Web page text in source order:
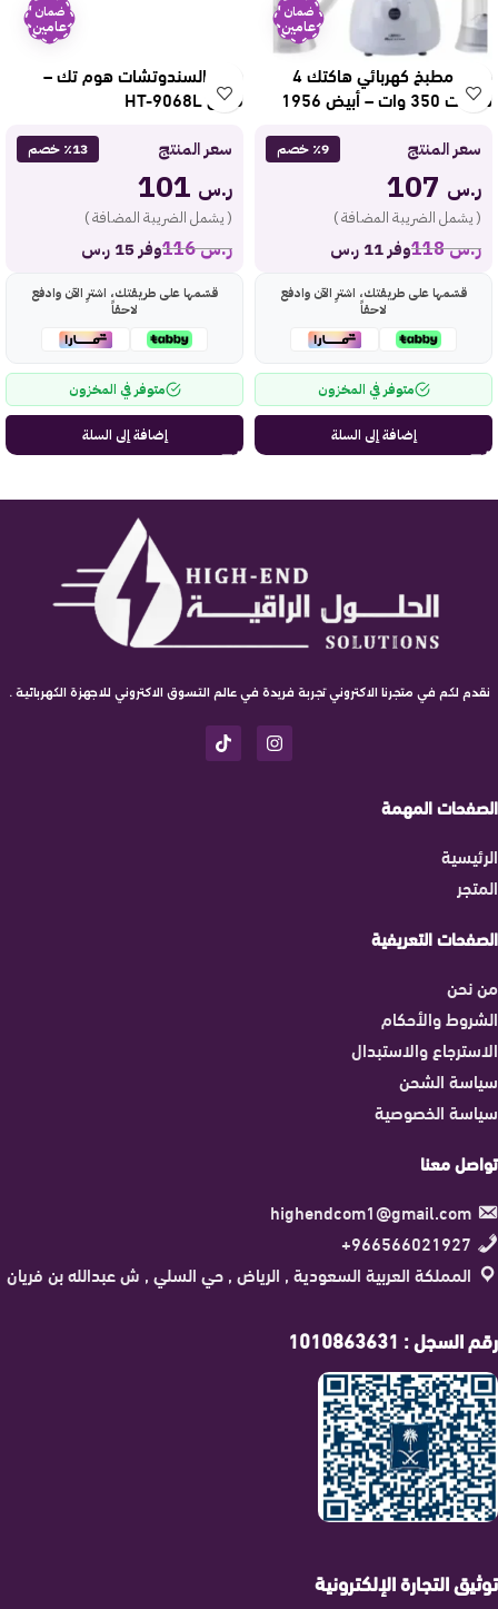
ضمان
عامين
خلاط مطبخ كهربائي هاكتك 4
سرعات 350 وات – أبيض 1956
سعر المنتج ٪9 خصم
ر.س
( يشمل الضريبة المضافة )
ر.س118 وفر 11 ر.س
قسّمها على طريقتك، اشترِ الآن وادفع
لاحقاً
متوفر في المخزون
إضافة إلى السلة
ضمان
عامين
صانع السندوتشات هوم تك –
فضي HT-9068L
سعر المنتج ٪13 خصم
ر.س
( يشمل الضريبة المضافة )
ر.س116 وفر 15 ر.س
قسّمها على طريقتك، اشترِ الآن وادفع
لاحقاً
متوفر في المخزون
إضافة إلى السلة
نقدم لكم في متجرنا الاكتروني تجربة فريدة في عالم التسوق الاكتروني للاجهزة الكهربائية .
الصفحات المهمة
الرئيسية
المتجر
الصفحات التعريفية
من نحن
الشروط والأحكام
الاسترجاع والاستبدال
سياسة الشحن
سياسة الخصوصية
تواصل معنا
highendcom1@gmail.com
966566021927+
المملكة العربية السعودية , الرياض , حي السلي , ش عبدالله بن فريان
رقم السجل : 1010863631
توثيق التجارة الإلكترونية